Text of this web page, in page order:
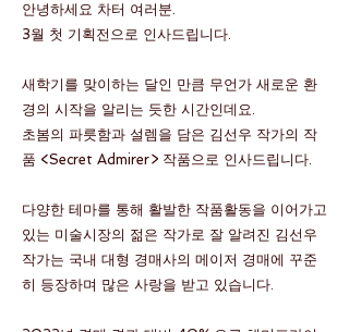
안녕하세요 차터 여러분.
3월 첫 기획전으로 인사드립니다.
새학기를 맞이하는 달인 만큼 무언가 새로운 환
경의 시작을 알리는 듯한 시간인데요.
초봄의 파릇함과 설렘을 담은 김선우 작가의 작
품 <Secret Admirer> 작품으로 인사드립니다.
다양한 테마를 통해 활발한 작품활동을 이어가고
있는 미술시장의 젊은 작가로 잘 알려진 김선우
작가는 국내 대형 경매사의 메이저 경매에 꾸준
히 등장하며 많은 사랑을 받고 있습니다.